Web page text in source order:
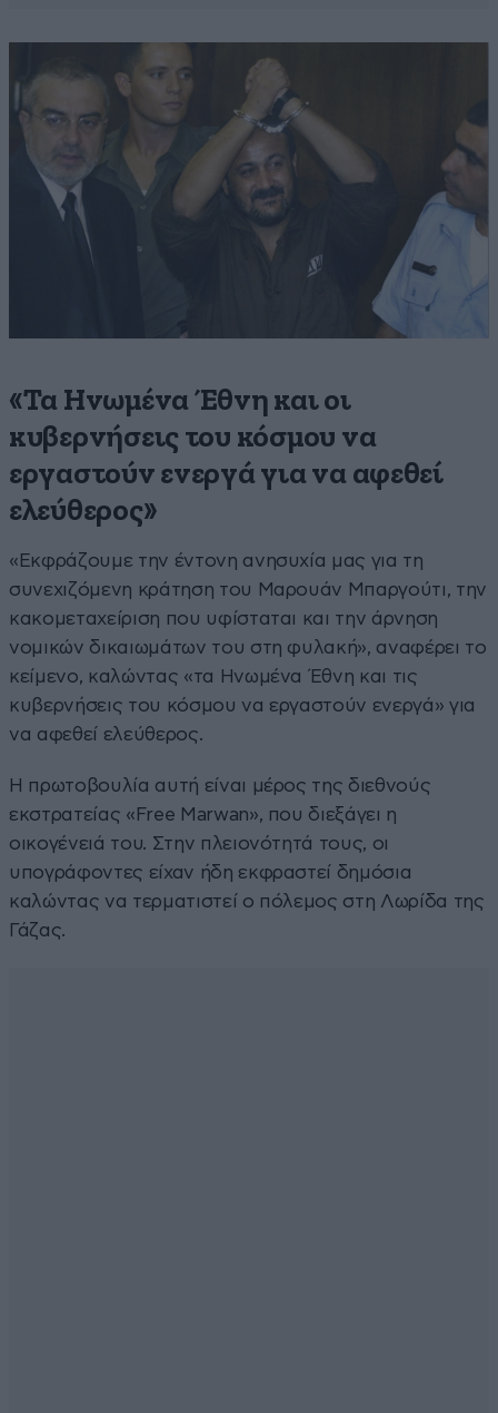
«Τα Ηνωμένα Έθνη και οι
κυβερνήσεις του κόσμου να
εργαστούν ενεργά για να αφεθεί
ελεύθερος»
«Εκφράζουμε την έντονη ανησυχία μας για τη
συνεχιζόμενη κράτηση του Μαρουάν Μπαργούτι, την
κακομεταχείριση που υφίσταται και την άρνηση
νομικών δικαιωμάτων του στη φυλακή», αναφέρει το
κείμενο, καλώντας «τα Ηνωμένα Έθνη και τις
κυβερνήσεις του κόσμου να εργαστούν ενεργά» για
να αφεθεί ελεύθερος.
Η πρωτοβουλία αυτή είναι μέρος της διεθνούς
εκστρατείας «Free Marwan», που διεξάγει η
οικογένειά του. Στην πλειονότητά τους, οι
υπογράφοντες είχαν ήδη εκφραστεί δημόσια
καλώντας να τερματιστεί ο πόλεμος στη Λωρίδα της
Γάζας.